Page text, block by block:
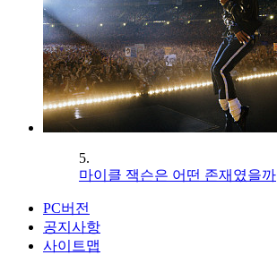
5.
마이클 잭슨은 어떤 존재였을까
PC버전
공지사항
사이트맵